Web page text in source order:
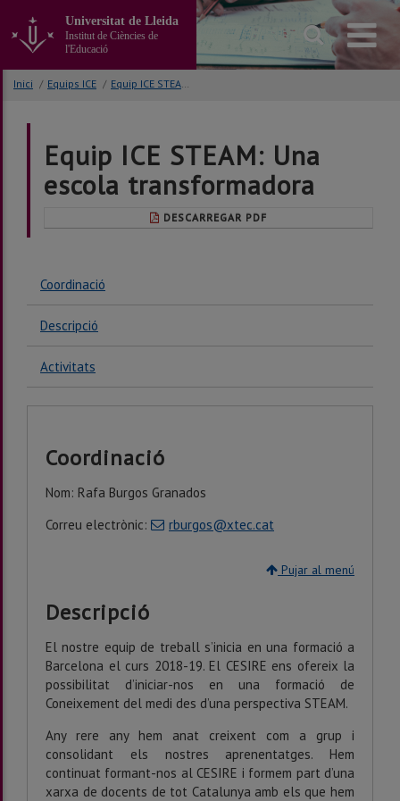
contingut
Universitat de Lleida
Institut de Ciències de
l'Educació
Inici / Equips ICE / Equip ICE STEAM: Una escola transformadora
Equip ICE STEAM: Una
escola transformadora
DESCARREGAR PDF
Coordinació
Descripció
Activitats
Coordinació
Nom: Rafa Burgos Granados
Correu electrònic:
rburgos@xtec.cat
Pujar al menú
Descripció
El nostre equip de treball s’inicia en una formació a
Barcelona el curs 2018-19. El CESIRE ens ofereix la
possibilitat d’iniciar-nos en una formació de
Coneixement del medi des d’una perspectiva STEAM.
Any rere any hem anat creixent com a grup i
consolidant els nostres aprenentatges. Hem
continuat formant-nos al CESIRE i formem part d’una
xarxa de docents de tot Catalunya amb els que hem